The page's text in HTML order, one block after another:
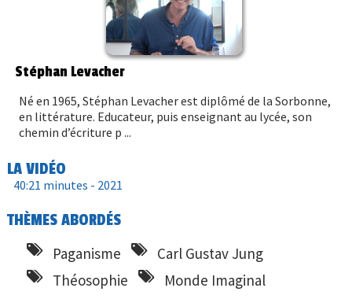
Stéphan Levacher
Né en 1965, Stéphan Levacher est diplômé de la Sorbonne,
en littérature. Educateur, puis enseignant au lycée, son
chemin d’écriture p ...
LA VIDÉO
40:21 minutes - 2021
THÈMES ABORDÉS
Paganisme
Carl Gustav Jung
Théosophie
Monde Imaginal